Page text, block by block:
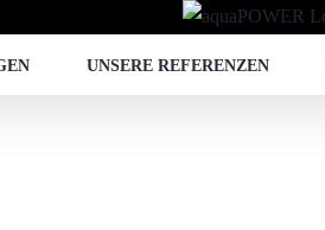
UNSERE REFERENZEN